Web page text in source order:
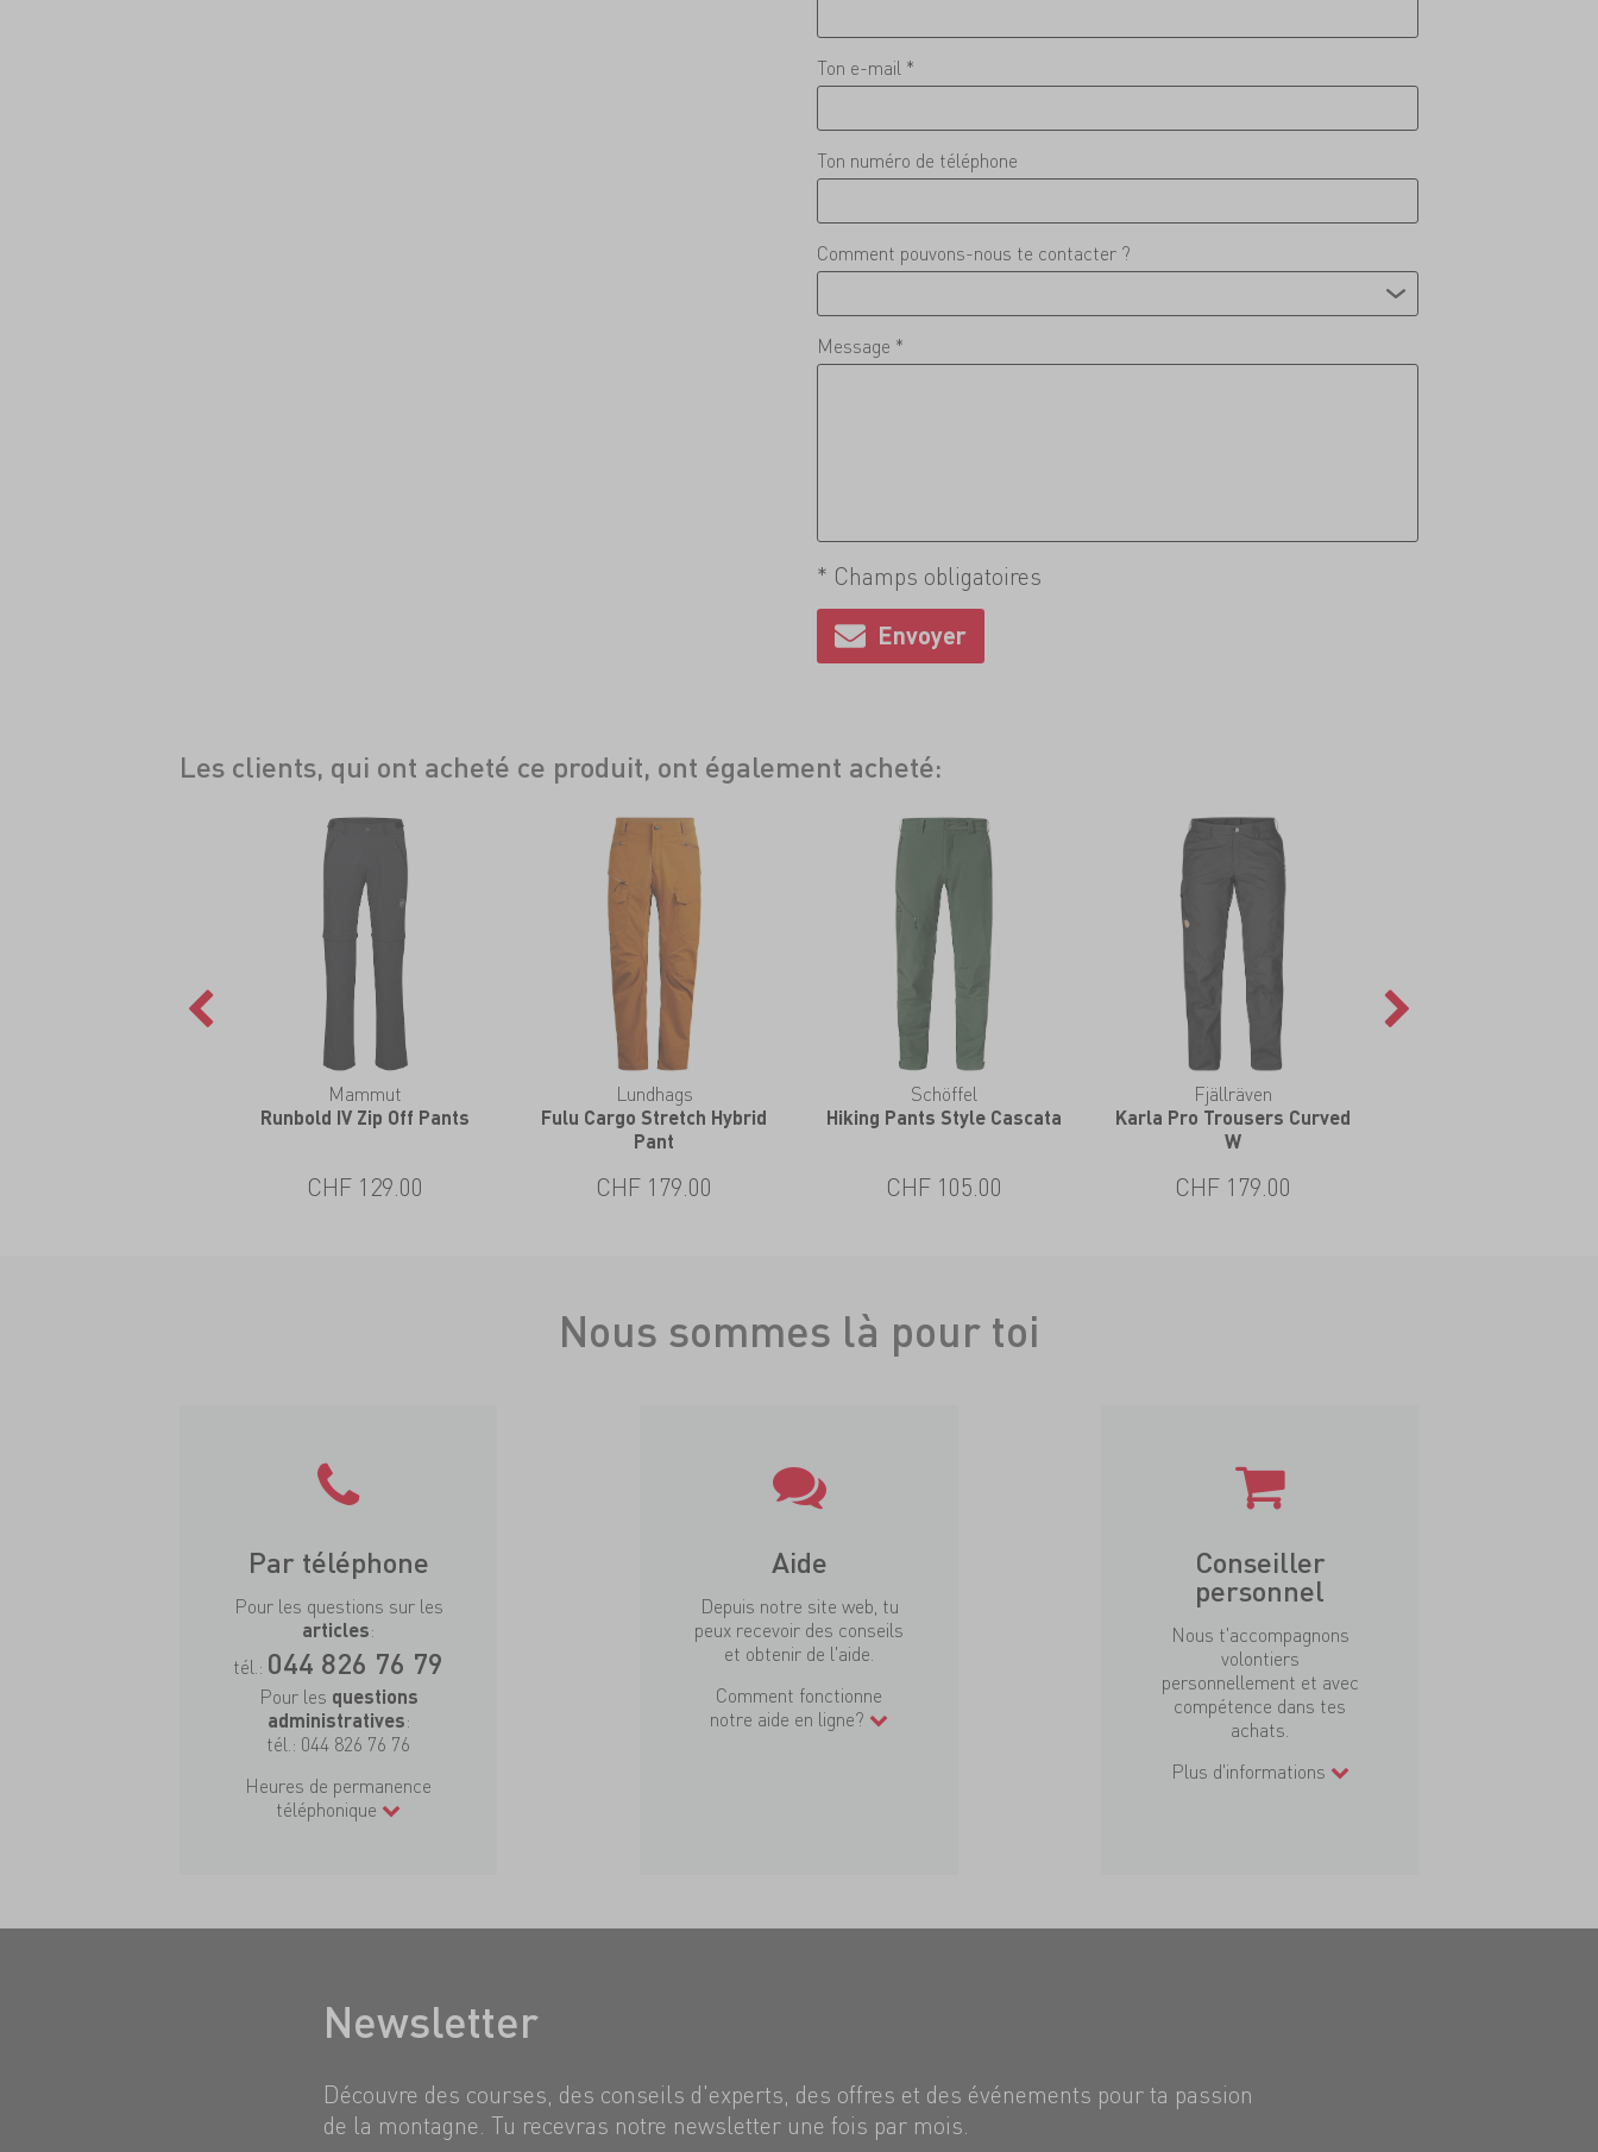
Ton e-mail *
Ton numéro de téléphone
Comment pouvons-nous te contacter ?
Message *
* Champs obligatoires
Les clients, qui ont acheté ce produit, ont également acheté:
Mammut
Runbold IV Zip Off Pants
CHF 129.00
Lundhags
Fulu Cargo Stretch Hybrid
Pant
CHF 179.00
Schöffel
Hiking Pants Style Cascata
CHF 105.00
Fjällräven
Karla Pro Trousers Curved
W
CHF 179.00
Nous sommes là pour toi
Par téléphone
Pour les questions sur les
articles:
tél.: 044 826 76 79
Pour les questions
administratives:
tél.: 044 826 76 76
Heures de permanence
téléphonique
Aide
Depuis notre site web, tu
peux recevoir des conseils
et obtenir de l'aide.
Comment fonctionne
notre aide en ligne?
Conseiller
personnel
Nous t'accompagnons
volontiers
personnellement et avec
compétence dans tes
achats.
Plus d'informations
Newsletter
Découvre des courses, des conseils d'experts, des offres et des événements pour ta passion
de la montagne. Tu recevras notre newsletter une fois par mois.